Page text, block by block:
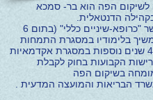
הפה הוא בר- סמכא
הדנטאלית.
הוא הוכשר "כרופא-שיניים כללי" (בתום 6
בלימודיו במסגרת התמחות
למשך 4.5 שנים נוספות במסגרת אקדמאיות
הקבועות בחוק לקבלת
בשיקום הפה
הבריאות והמועצה המדעית .